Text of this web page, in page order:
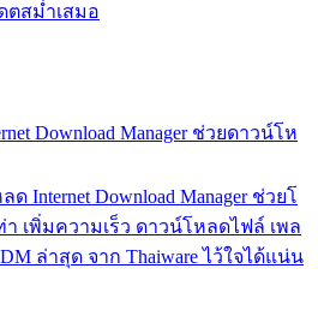
ตสม่ำเสมอ
Download Manager ช่วยดาวน์โห
Internet Download Manager ช่วยโ
า เพิ่มความเร็ว ดาวน์โหลดไฟล์ เพล
ล่าสุด จาก Thaiware ไว้ใจได้แน่น